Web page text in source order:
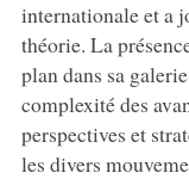
internationale et a
théorie. La
plan dans sa
complexité des
perspectives et
les divers